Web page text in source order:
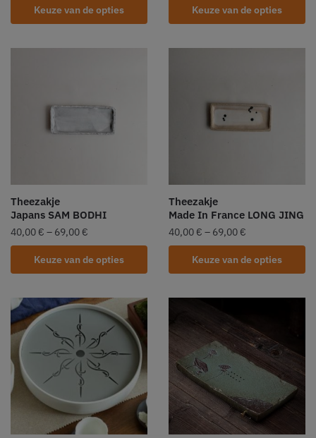
Keuze van de opties Keuze van de opties
Theezakje
Japans SAM BODHI
40,00 € – 69,00 €
Keuze van de opties
Theezakje
Made In France LONG JING
40,00 € – 69,00 €
Keuze van de opties